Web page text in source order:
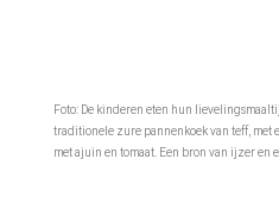
Foto: De kinderen eten hun
traditionele zure pannenkoek van teff, met
met ajuin en tomaat. Een bron van ijzer en